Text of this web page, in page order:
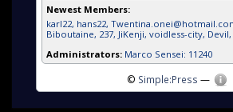
Newest Members:
karl22, hans22,
Biboutaine, 237, JiKenji, voidless-city, Devil
Administrators: Marco Sensei: 11240
© Simple:Press —